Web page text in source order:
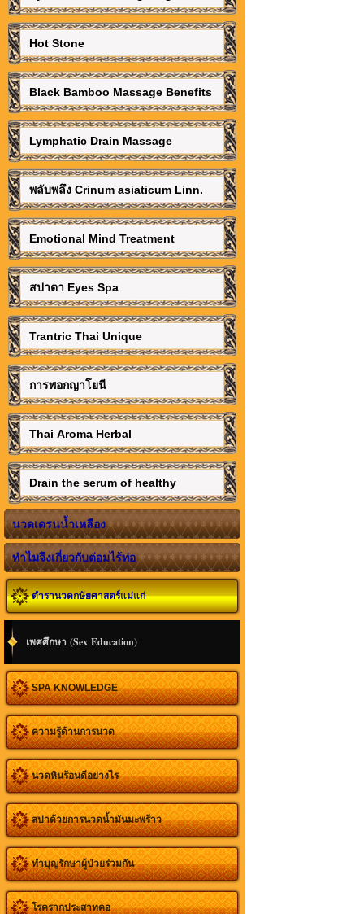
Hot Stone
Black Bamboo Massage Benefits
Lymphatic Drain Massage
พลับพลึง Crinum asiaticum Linn.
Emotional Mind Treatment
สปาตา Eyes Spa
Trantric Thai Unique
การพอกญาโยนี
Thai Aroma Herbal
Drain the serum of healthy
นวดเดรนน้ำเหลือง
ทำไมจึงเกี่ยวกับต่อมไร้ท่อ
ตำรานวดกษัยศาสตร์แม่แก่
เพศศึกษา (Sex Education)
SPA KNOWLEDGE
ความรู้ด้านการนวด
นวดหินร้อนดีอย่างไร
สปาด้วยการนวดน้ำมันมะพร้าว
ทำบุญรักษาผู้ป่วยร่วมกัน
โรครากประสาทคอ